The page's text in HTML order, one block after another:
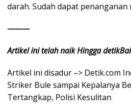
darah. Sudah dapat penanganan
———
Artikel ini telah naik Hingga
Artikel ini disadur –> Detik.com
Striker Bule sampai Kepalanya
Tertangkap, Polisi Kesulitan